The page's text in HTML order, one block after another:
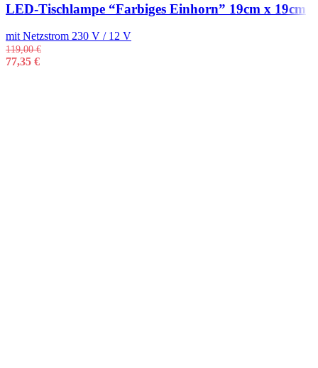
LED-Tischlampe “Farbiges Einhorn” 19cm x 19cm
mit Netzstrom 230 V / 12 V
119,00€
77,35 €